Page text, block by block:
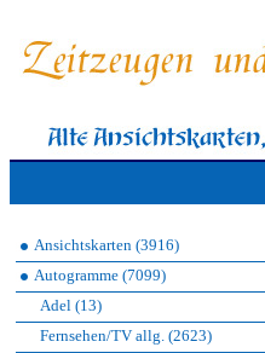
Ansichtskarten (3916)
Autogramme (7099)
Adel (13)
Fernsehen/TV allg. (2623)